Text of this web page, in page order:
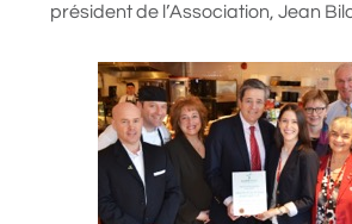
président de l’Association, Jean